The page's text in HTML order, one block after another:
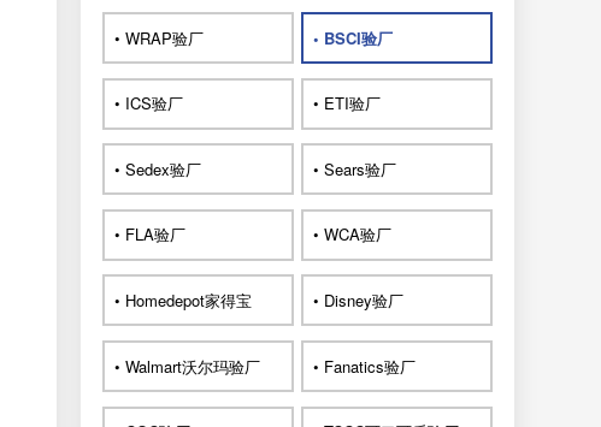
• WRAP验厂 • BSCI验厂
• ICS验厂 • ETI验厂
• Sedex验厂 • Sears验厂
• FLA验厂 • WCA验厂
• Homedepot家得宝 • Disney验厂
• Walmart沃尔玛验厂 • Fanatics验厂